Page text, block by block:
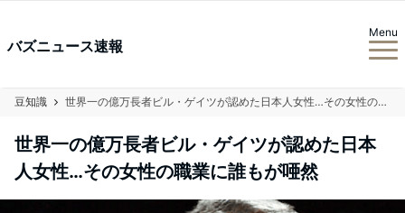
バズニュース速報
Menu
豆知識 世界一の億万長者ビル・ゲイツが認めた日本人女性…その女性の職業に誰もが唖然
世界一の億万長者ビル・ゲイツが認めた日本
人女性…その女性の職業に誰もが唖然